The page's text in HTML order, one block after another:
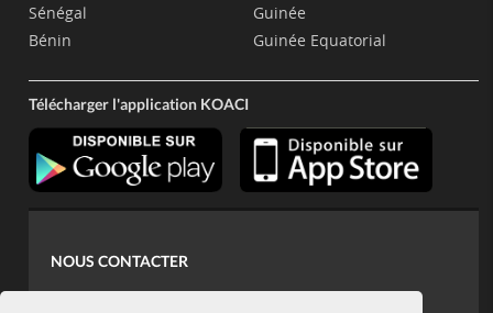
Sénégal
Bénin
Guinée
Guinée Equatorial
Télécharger l'application KOACI
NOUS CONTACTER